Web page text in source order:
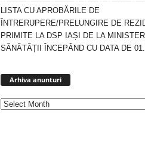
LISTA CU APROBĂRILE DE
ÎNTRERUPERE/PRELUNGIRE DE
PRIMITE LA DSP IAȘI DE LA
SĂNĂTĂȚII ÎNCEPÂND CU DATA DE
Arhiva anunturi